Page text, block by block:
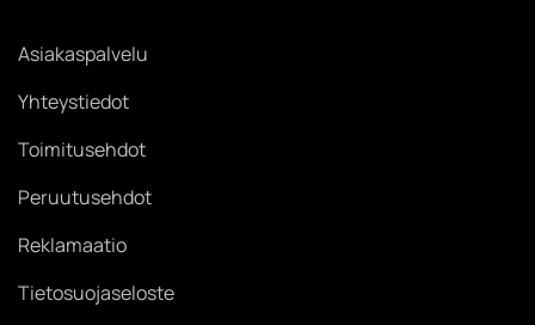
Asiakaspalvelu
Yhteystiedot
Toimitusehdot
Peruutusehdot
Reklamaatio
Tietosuojaseloste